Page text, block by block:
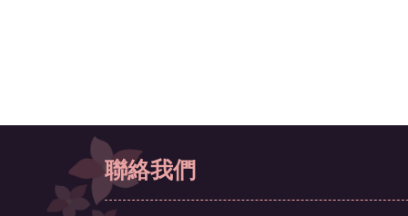
聯絡我們